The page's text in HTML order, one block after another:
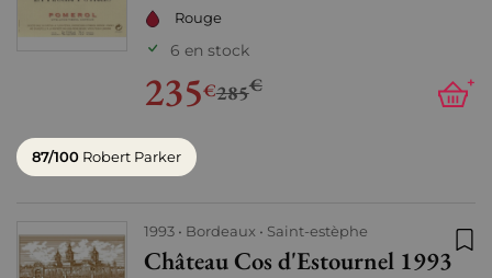
Rouge
6 en stock
235€285€ +
87/100 Robert Parker
1993 Bordeaux Saint-estèphe
Château Cos d'Estournel 1993